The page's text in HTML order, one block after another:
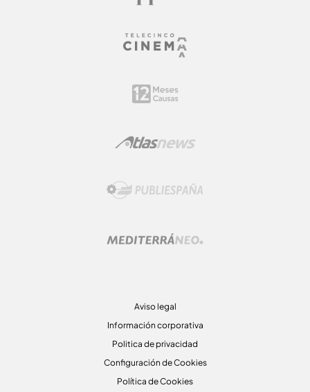
Aviso legal
Información corporativa
Politica de privacidad
Configuración de Cookies
Política de Cookies